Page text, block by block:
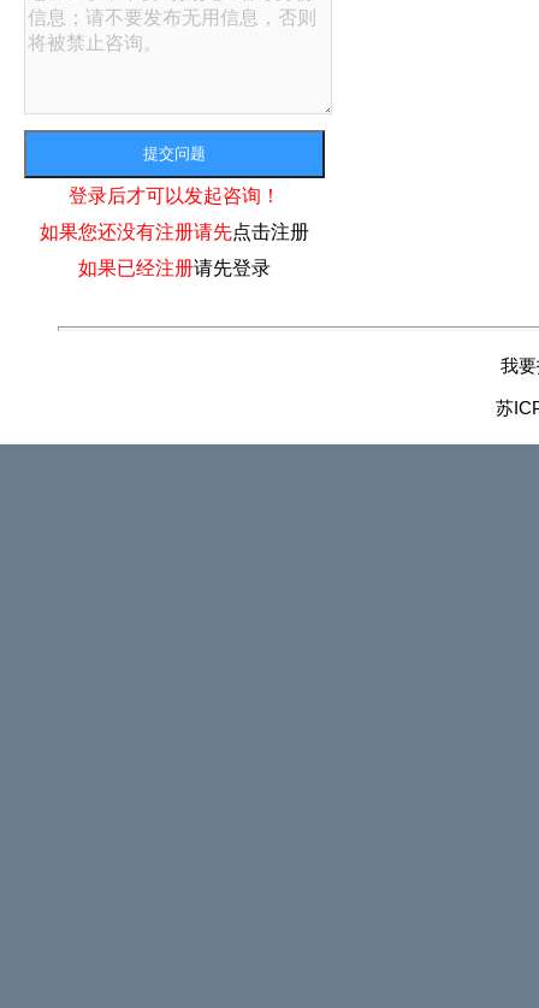
登录后才可以发起咨询！
如果您还没有注册请先点击注册
如果已经注册请先登录
我
苏